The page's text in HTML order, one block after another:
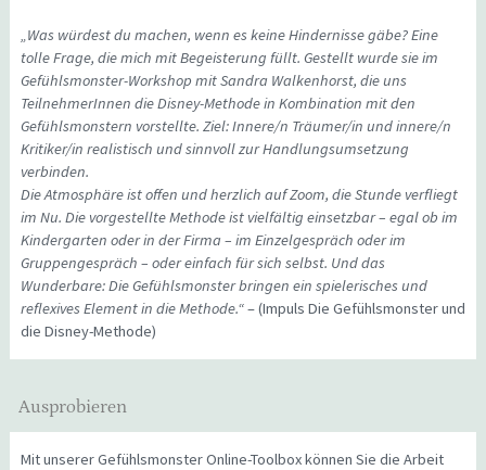
„Was würdest du machen, wenn es keine Hindernisse gäbe? Eine
tolle Frage, die mich mit Begeisterung füllt. Gestellt wurde sie im
Gefühlsmonster-Workshop mit Sandra Walkenhorst, die uns
TeilnehmerInnen die Disney-Methode in Kombination mit den
Gefühlsmonstern vorstellte. Ziel: Innere/n Träumer/in und innere/n
Kritiker/in realistisch und sinnvoll zur Handlungsumsetzung
verbinden.
Die Atmosphäre ist offen und herzlich auf Zoom, die Stunde verfliegt
im Nu. Die vorgestellte Methode ist vielfältig einsetzbar – egal ob im
Kindergarten oder in der Firma – im Einzelgespräch oder im
Gruppengespräch – oder einfach für sich selbst. Und das
Wunderbare: Die Gefühlsmonster bringen ein spielerisches und
reflexives Element in die Methode.“– (Impuls Die Gefühlsmonster und
die Disney-Methode)
Ausprobieren
Mit unserer Gefühlsmonster Online-Toolbox können Sie die Arbeit